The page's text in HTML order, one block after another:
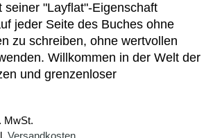
seiner "Layflat"-Eigenschaft
jeder Seite des Buches ohne
zu schreiben, ohne wertvollen
Willkommen in der Welt der
und grenzenloser
MwSt.